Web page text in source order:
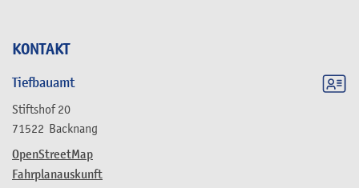
KONTAKT
Tiefbauamt
Stiftshof 20
71522 Backnang
OpenStreetMap
Fahrplanauskunft